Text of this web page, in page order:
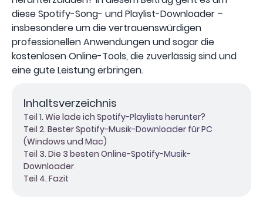
diese Spotify-Song- und Playlist-Downloader –
insbesondere um die vertrauenswürdigen
professionellen Anwendungen und sogar die
kostenlosen Online-Tools, die zuverlässig sind und
eine gute Leistung erbringen.
Inhaltsverzeichnis
Teil 1. Wie lade ich Spotify-Playlists herunter?
Teil 2. Bester Spotify-Musik-Downloader für PC
(Windows und Mac)
Teil 3. Die 3 besten Online-Spotify-Musik-
Downloader
Teil 4. Fazit